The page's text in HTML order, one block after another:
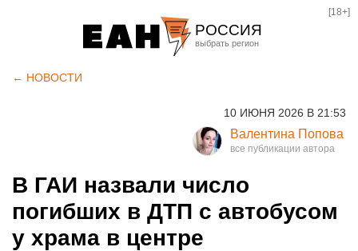
РОССИЯ
Курган
Оренбург
[18+]
← НОВОСТИ
10 ИЮНЯ 2026 В 21:53
Валентина Попова
В ГАИ назвали число
погибших в ДТП с автобусом
у храма в центре